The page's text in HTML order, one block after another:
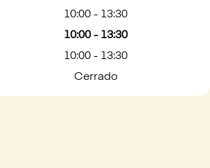
10:00 - 13:30
10:00 - 13:30
10:00 - 13:30
Cerrado